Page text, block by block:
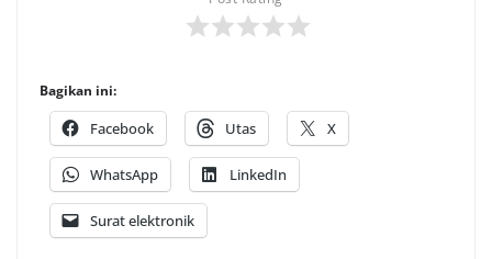
Bagikan ini:
Facebook Utas X
WhatsApp LinkedIn
Surat elektronik